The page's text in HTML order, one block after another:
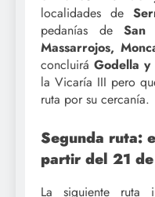
localidades de
pedanías de
Massarrojos,
concluirá Godella y
la Vicaría III pero
ruta por su cercanía.
Segunda ruta:
partir del 21
La siguiente ruta